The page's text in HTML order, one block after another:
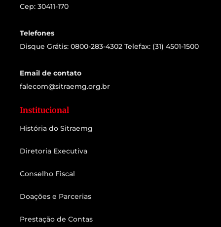
Cep: 30411-170
Telefones
Disque Grátis: 0800-283-4302 Telefax: (31) 4501-1500
Email de contato
falecom@sitraemg.org.br
Institucional
História do Sitraemg
Diretoria Executiva
Conselho Fiscal
Doações e Parcerias
Prestação de Contas